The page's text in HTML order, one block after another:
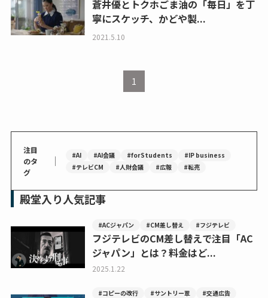
蒼井優とトクホごま油の「毎日」を丁
寧にスケッチ、かどや製...
2021.5.10
1
注目
のタ
グ
｜ #AI #AI会議 #forStudents
#IP business
#テレビCM
#人財会議 #広報 #転売
殿堂入り人気記事
#ACジャパン #CM差し替え #フジテレビ
フジテレビのCM差し替えで注目「AC
ジャパン」とは？料金はど...
2025.1.22
#コピーの改行 #サントリー翠 #交通広告